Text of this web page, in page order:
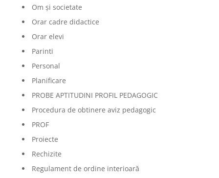
Om și societate
Orar cadre didactice
Orar elevi
Parinti
Personal
Planificare
PROBE APTITUDINI PROFIL PEDAGOGIC
Procedura de obtinere aviz pedagogic
PROF
Proiecte
Rechizite
Regulament de ordine interioară